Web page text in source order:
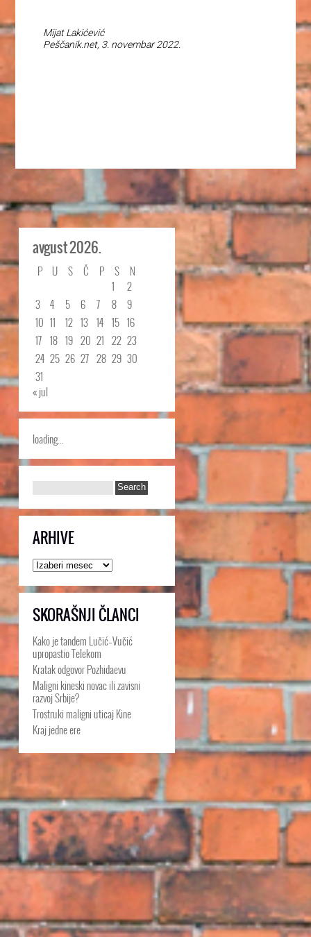
Mijat Lakićević
Peščanik.net, 3. novembar 2022.
avgust 2026.
P U S Č P S
N
1
2
3
4 5 6 7 8
9
10 11 12 13 14 15 16
17 18 19 20 21 22 23
24 25 26 27 28 29 30
31
« jul
loading...
ARHIVE
Arhive
SKORAŠNJI ČLANCI
Kako je tandem Lučić–Vučić
upropastio Telekom
Kratak odgovor Pozhidaevu
Maligni kineski novac ili zavisni
razvoj Srbije?
Trostruki maligni uticaj Kine
Kraj jedne ere